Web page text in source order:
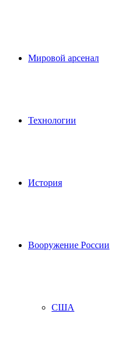
Мировой арсенал
Технологии
История
Вооружение России
США